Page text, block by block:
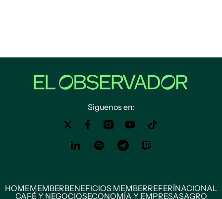
Siguenos en:
HOMEMEMBERBENEFICIOS MEMBERREFERÍNACIONAL
CAFÉ Y NEGOCIOSECONOMÍA Y EMPRESASAGRO